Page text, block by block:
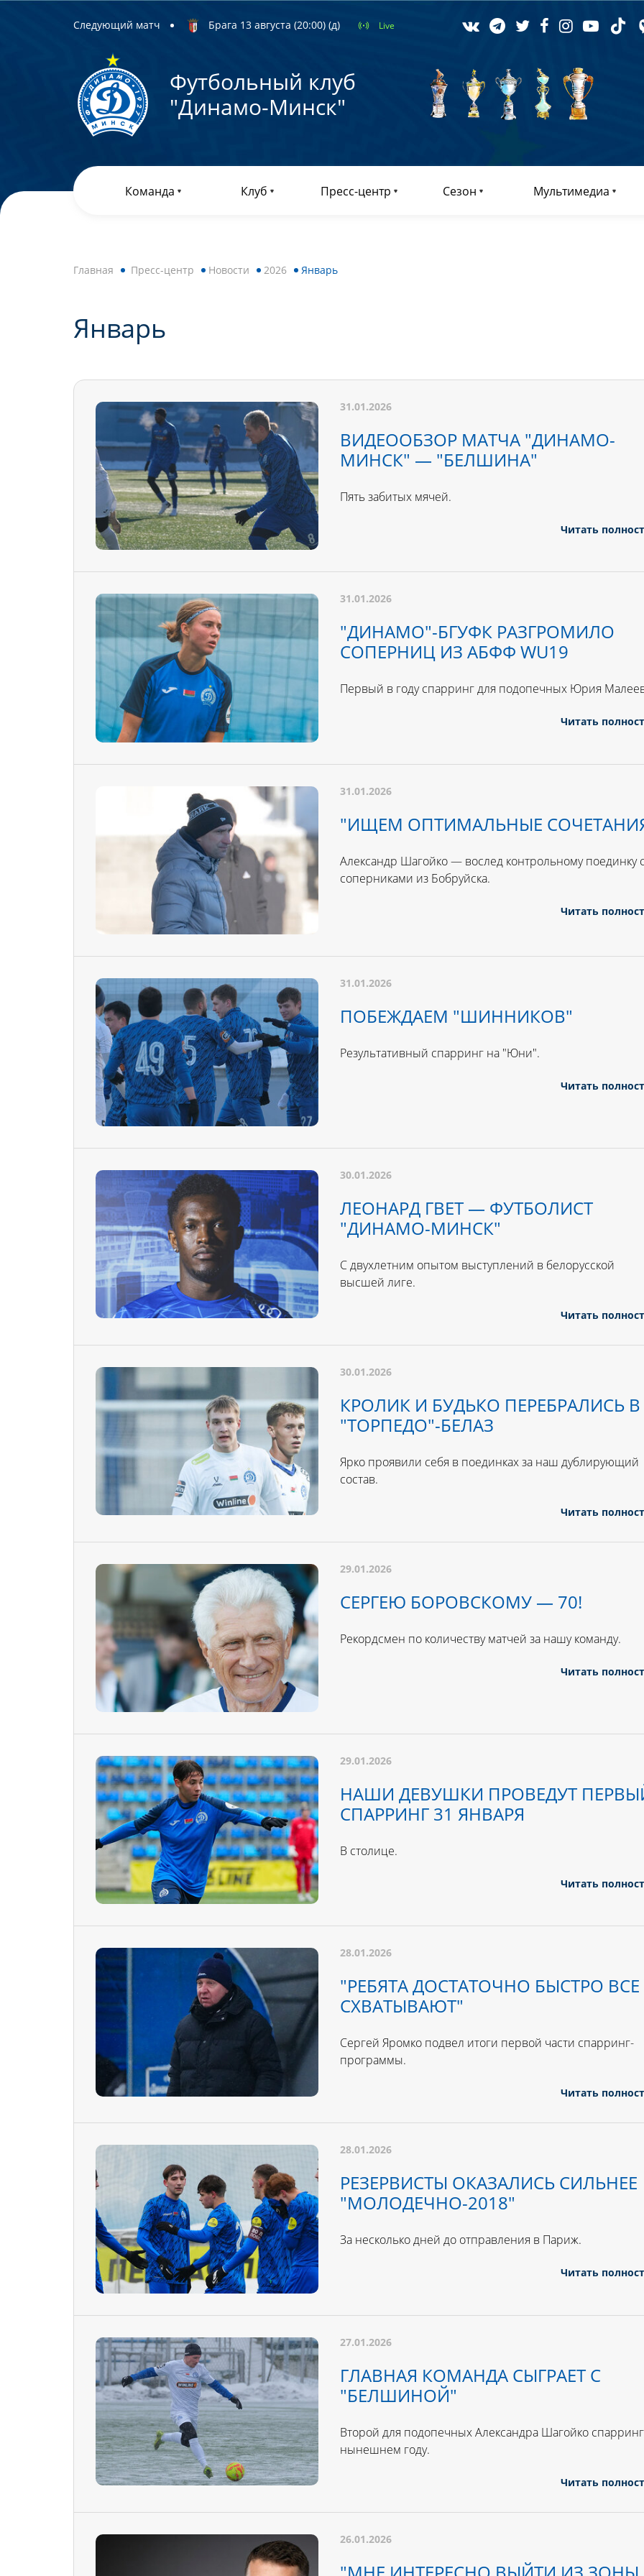
Следующий матч Брага 13 августа (20:00) (д) Live
Футбольный клуб
"Динамо-Минск"
Команда Клуб Пресс-центр Сезон Мультимедиа
Главная Пресс-центр Новости 2026 Январь
Январь
31.01.2026
ВИДЕООБЗОР МАТЧА "ДИНАМО-
МИНСК" — "БЕЛШИНА"
Пять забитых мячей.
Читать
31.01.2026
"ДИНАМО"-БГУФК РАЗГРОМИЛО
СОПЕРНИЦ ИЗ АБФФ WU19
Первый в году спарринг для подопечных Юрия
Читать
31.01.2026
"ИЩЕМ ОПТИМАЛЬНЫЕ
Александр Шагойко — вослед контрольному поединку
соперниками из Бобруйска.
Читать
31.01.2026
ПОБЕЖДАЕМ "ШИННИКОВ"
Результативный спарринг на "Юни".
Читать
30.01.2026
ЛЕОНАРД ГВЕТ — ФУТБОЛИСТ
"ДИНАМО-МИНСК"
С двухлетним опытом выступлений в белорусской
высшей лиге.
Читать
30.01.2026
КРОЛИК И БУДЬКО ПЕРЕБРАЛИСЬ В
"ТОРПЕДО"-БЕЛАЗ
Ярко проявили себя в поединках за наш дублирующий
состав.
Читать
29.01.2026
СЕРГЕЮ БОРОВСКОМУ — 70!
Рекордсмен по количеству матчей за нашу команду.
Читать
29.01.2026
НАШИ ДЕВУШКИ ПРОВЕДУТ
СПАРРИНГ 31 ЯНВАРЯ
В столице.
Читать
28.01.2026
"РЕБЯТА ДОСТАТОЧНО БЫСТРО ВСЕ
СХВАТЫВАЮТ"
Сергей Яромко подвел итоги первой части спарринг-
программы.
Читать
28.01.2026
РЕЗЕРВИСТЫ ОКАЗАЛИСЬ СИЛЬНЕЕ
"МОЛОДЕЧНО-2018"
За несколько дней до отправления в Париж.
Читать
27.01.2026
ГЛАВНАЯ КОМАНДА СЫГРАЕТ С
"БЕЛШИНОЙ"
Второй для подопечных Александра Шагойко
нынешнем году.
Читать
26.01.2026